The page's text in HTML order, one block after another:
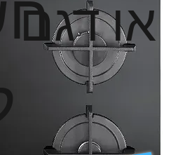
או דגם